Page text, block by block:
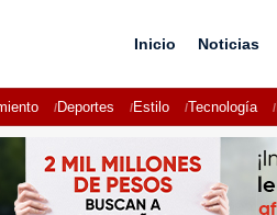
Inicio Noticias
Deportes Estilo Tecnología